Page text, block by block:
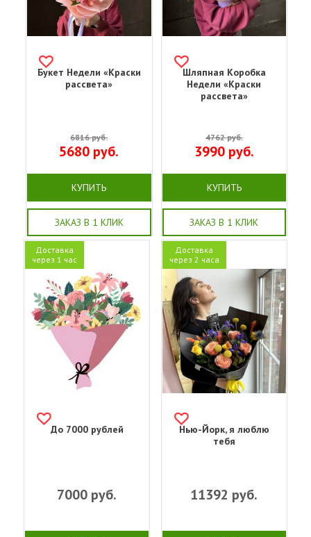
Букет Недели «Краски
рассвета»
6816руб.
5680 руб.
КУПИТЬ
ЗАКАЗ В 1 КЛИК
Шляпная Коробка
Недели «Краски
рассвета»
4762руб.
3990руб.
КУПИТЬ
ЗАКАЗ В 1 КЛИК
Доставка
через 1 час
До 7000 рублей
7000 руб.
Доставка
через 2 часа
Нью-Йорк, я люблю
тебя
11392 руб.